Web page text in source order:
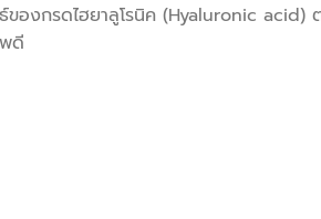
องกรดไฮยาลูโรนิค (Hyaluronic acid)
ดี